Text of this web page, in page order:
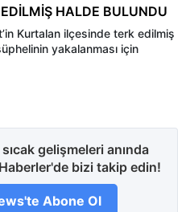
HALDE BULUNDU
Kurtalan ilçesinde terk edilmiş
yakalanması için
gelişmeleri anında
bizi takip edin!
Abone Ol